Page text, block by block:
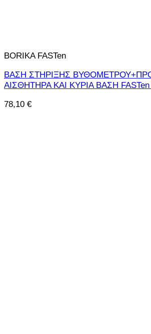
BORIKA FASTen
ΒΑΣΗ ΣΤΗΡΙΞΗΣ
ΑΙΣΘΗΤΗΡΑ ΚΑΙ ΚΥΡΙΑ ΒΑΣΗ FASTen
78,10 €